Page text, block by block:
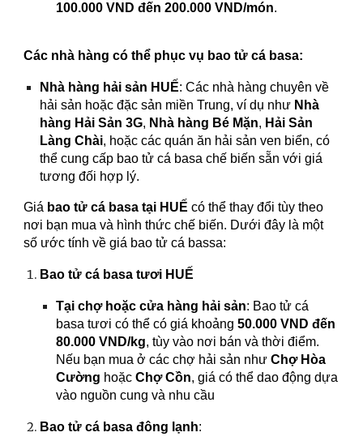
100.000 VND đến 200.000 VND/món.
Các nhà hàng có thể phục vụ bao tử cá basa:
Nhà hàng hải sản HUẾ: Các nhà hàng chuyên về
hải sản hoặc đặc sản miền Trung, ví dụ như Nhà
hàng Hải Sản 3G, Nhà hàng Bé Mặn, Hải Sản
Làng Chài, hoặc các quán ăn hải sản ven biển, có
thể cung cấp bao tử cá basa chế biến sẵn với giá
tương đối hợp lý.
Giá bao tử cá basa tại HUẾ có thể thay đổi tùy theo
nơi bạn mua và hình thức chế biến. Dưới đây là một
số ước tính về giá bao tử cá bassa:
Bao tử cá basa tươi HUẾ
Tại chợ hoặc cửa hàng hải sản: Bao tử cá
basa tươi có thể có giá khoảng50.000 VND đến
80.000 VND/kg, tùy vào nơi bán và thời điểm.
Nếu bạn mua ở các chợ hải sản nhưChợ Hòa
Cường hoặcChợ Cồn, giá có thể dao động dựa
vào nguồn cung và nhu cầu
Bao tử cá basa đông lạnh: